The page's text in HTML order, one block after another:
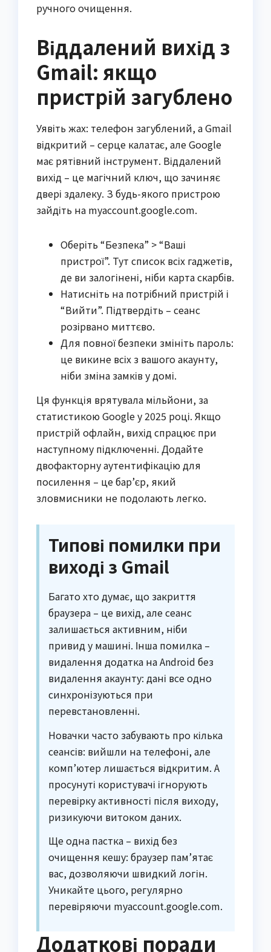
ручного очищення.
Віддалений вихід з
Gmail: якщо
пристрій загублено
Уявіть жах: телефон загублений, а Gmail
відкритий – серце калатає, але Google
має рятівний інструмент. Віддалений
вихід – це магічний ключ, що зачиняє
двері здалеку. З будь-якого пристрою
зайдіть на myaccount.google.com.
Оберіть “Безпека” > “Ваші
пристрої”. Тут список всіх гаджетів,
де ви залогінені, ніби карта скарбів.
Натисніть на потрібний пристрій і
“Вийти”. Підтвердіть – сеанс
розірвано миттєво.
Для повної безпеки змініть пароль:
це викине всіх з вашого акаунту,
ніби зміна замків у домі.
Ця функція врятувала мільйони, за
статистикою Google у 2025 році. Якщо
пристрій офлайн, вихід спрацює при
наступному підключенні. Додайте
двофакторну аутентифікацію для
посилення – це бар’єр, який
зловмисники не подолають легко.
Типові помилки при
виході з Gmail
Багато хто думає, що закриття
браузера – це вихід, але сеанс
залишається активним, ніби
привид у машині. Інша помилка –
видалення додатка на Android без
видалення акаунту: дані все одно
синхронізуються при
перевстановленні.
Новачки часто забувають про кілька
сеансів: вийшли на телефоні, але
комп’ютер лишається відкритим. А
просунуті користувачі ігнорують
перевірку активності після виходу,
ризикуючи витоком даних.
Ще одна пастка – вихід без
очищення кешу: браузер пам’ятає
вас, дозволяючи швидкий логін.
Уникайте цього, регулярно
перевіряючи myaccount.google.com.
Додаткові поради